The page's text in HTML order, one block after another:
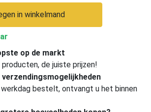
in winkelmand
op de markt
de juiste prijzen!
bestelt, ontvangt u het binnen